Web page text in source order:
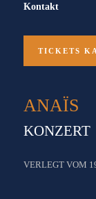
Kontakt
TICKETS
ANAÏS
KONZERT
VERLEGT VOM